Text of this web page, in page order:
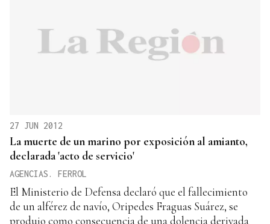
27 JUN 2012
La muerte de un marino por exposición al amianto,
declarada 'acto de servicio'
AGENCIAS. FERROL
El Ministerio de Defensa declaró que el fallecimiento
de un alférez de navío, Oripedes Fraguas Suárez, se
produjo como consecuencia de una dolencia derivada